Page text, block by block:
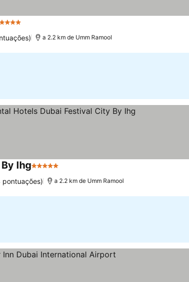
a 2.2 km de Umm Ramool
Ihg5 Estrelas
pontuações) a 2.2 km de Umm Ramool